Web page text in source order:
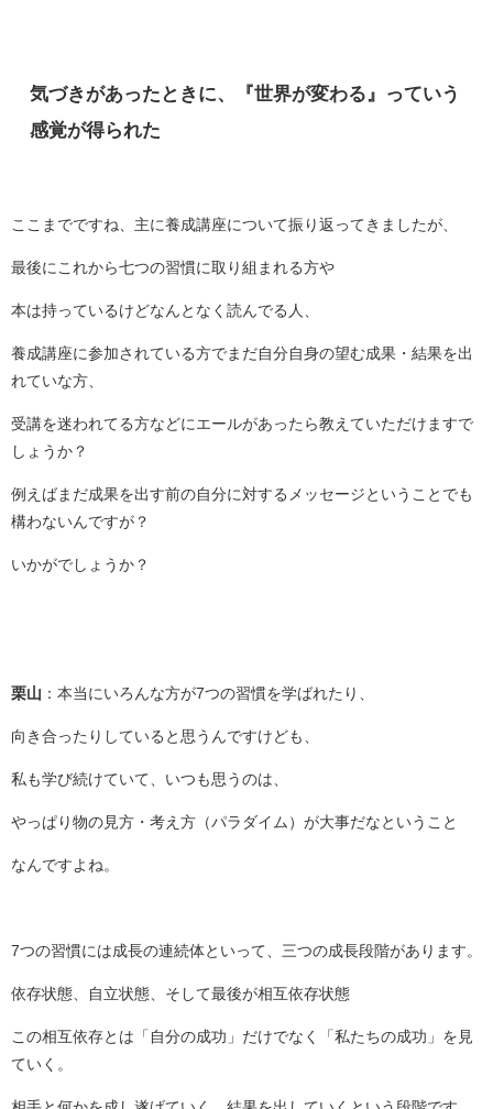
気づきがあったときに、『世界が変わる』っていう
感覚が得られた
ここまでですね、主に養成講座について振り返ってきましたが、
最後にこれから七つの習慣に取り組まれる方や
本は持っているけどなんとなく読んでる人、
養成講座に参加されている方でまだ自分自身の望む成果・結果を出
れていな方、
受講を迷われてる方などにエールがあったら教えていただけますで
しょうか？
例えばまだ成果を出す前の自分に対するメッセージということでも
構わないんですが？
いかがでしょうか？
栗山 ：本当にいろんな方が7つの習慣を学ばれたり、
向き合ったりしていると思うんですけども、
私も学び続けていて、いつも思うのは、
やっぱり物の見方・考え方（パラダイム）が大事だなということ
なんですよね。
7つの習慣には成長の連続体といって、三つの成長段階があります。
依存状態、自立状態、そして最後が相互依存状態
この相互依存とは「自分の成功」だけでなく「私たちの成功」を見
ていく。